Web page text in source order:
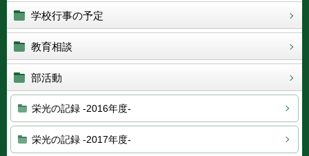
学校行事の予定
教育相談
部活動
栄光の記録 -2016年度-
栄光の記録 -2017年度-